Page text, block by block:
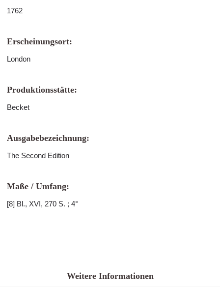
1762
Erscheinungsort:
London
Produktionsstätte:
Becket
Ausgabebezeichnung:
The Second Edition
Maße / Umfang:
[8] Bl., XVI, 270 S. ; 4°
Weitere Informationen